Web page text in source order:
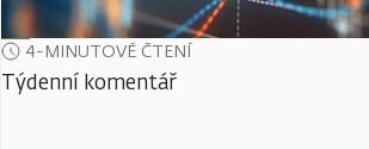
4-MINUTOVÉ ČTENÍ
Týdenní komentář